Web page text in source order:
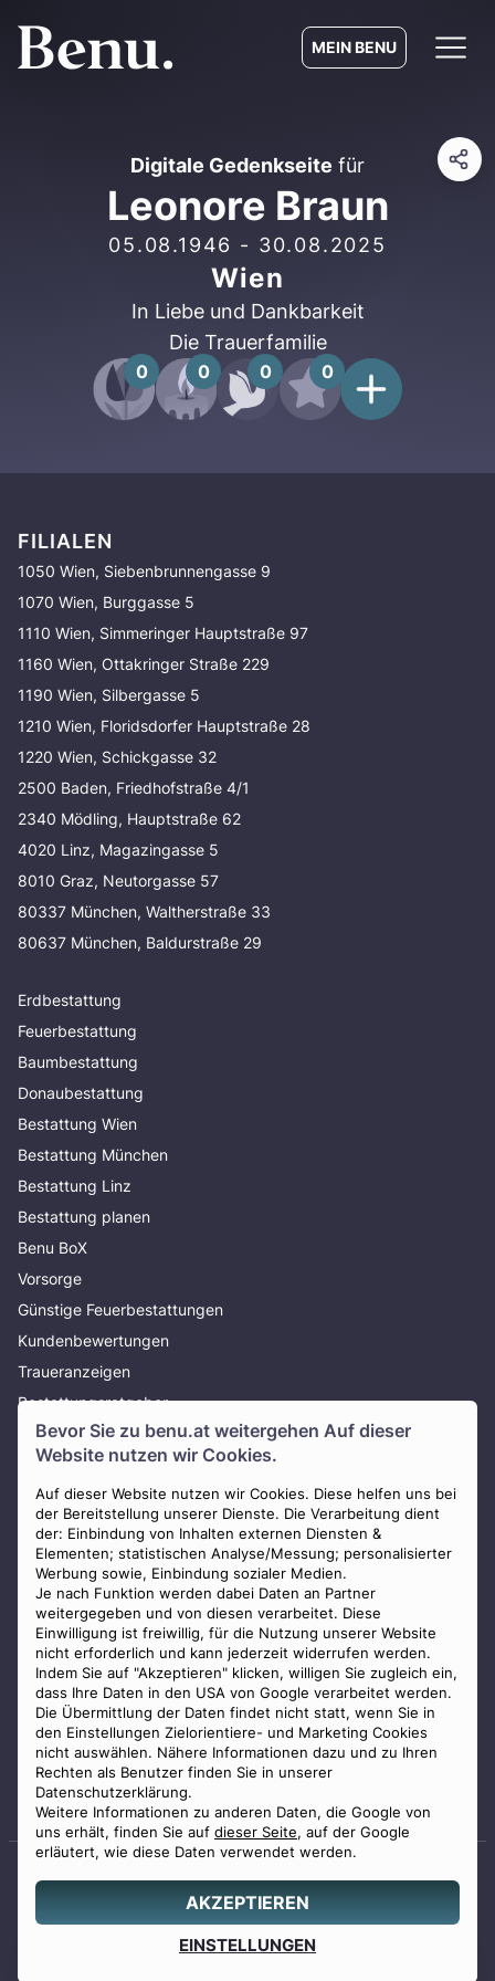
Bevor Sie zu benu.at weitergehen Auf dieser
Website nutzen wir Cookies.
Auf dieser Website nutzen wir Cookies. Diese helfen uns bei
der Bereitstellung unserer Dienste. Die Verarbeitung dient
der: Einbindung von Inhalten externen Diensten &
Elementen; statistischen Analyse/Messung; personalisierter
Werbung sowie, Einbindung sozialer Medien.
Je nach Funktion werden dabei Daten an Partner
weitergegeben und von diesen verarbeitet. Diese
Einwilligung ist freiwillig, für die Nutzung unserer Website
nicht erforderlich und kann jederzeit widerrufen werden.
Indem Sie auf "Akzeptieren" klicken, willigen Sie zugleich ein,
dass Ihre Daten in den USA von Google verarbeitet werden.
Die Übermittlung der Daten findet nicht statt, wenn Sie in
den Einstellungen Zielorientiere- und Marketing Cookies
nicht auswählen. Nähere Informationen dazu und zu Ihren
Rechten als Benutzer finden Sie in unserer
Datenschutzerklärung.
Weitere Informationen zu anderen Daten, die Google von
uns erhält, finden Sie auf dieser Seite, auf der Google
erläutert, wie diese Daten verwendet werden.
AKZEPTIEREN
EINSTELLUNGEN
MEIN BENU
0800 88 44 04
erstellen
Digitale Gedenkseite für
Leonore Braun
05.08.1946 - 30.08.2025
Wien
In Liebe und Dankbarkeit
Die Trauerfamilie
0 0 0 0
FILIALEN
1050 Wien, Siebenbrunnengasse 9
1070 Wien, Burggasse 5
1110 Wien, Simmeringer Hauptstraße 97
1160 Wien, Ottakringer Straße 229
1190 Wien, Silbergasse 5
1210 Wien, Floridsdorfer Hauptstraße 28
1220 Wien, Schickgasse 32
2500 Baden, Friedhofstraße 4/1
2340 Mödling, Hauptstraße 62
4020 Linz, Magazingasse 5
8010 Graz, Neutorgasse 57
80337 München, Waltherstraße 33
80637 München, Baldurstraße 29
Erdbestattung
Feuerbestattung
Baumbestattung
Donaubestattung
Bestattung Wien
Bestattung München
Bestattung Linz
Bestattung planen
Benu BoX
Vorsorge
Günstige Feuerbestattungen
Kundenbewertungen
Traueranzeigen
Bestattungsratgeber
Über uns
Presse
AGB
Impressum
Datenschutz
Widerrufsbelehrung
Zahlungsmöglichkeiten
Staatlich geprüfter
© 2026 Benu GmbH. Alle Rechte vorbehalten.